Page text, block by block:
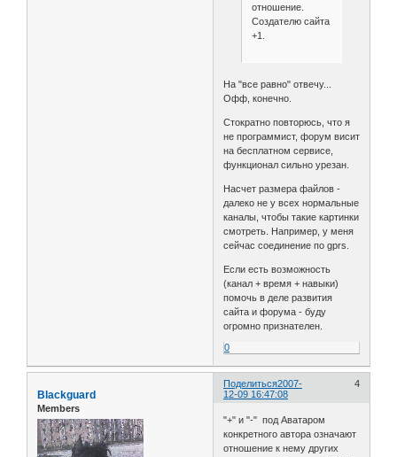
отношение.
Создателю сайта
+1.
На "все равно" отвечу...
Офф, конечно.
Стократно повторюсь, что я
не программист, форум висит
на бесплатном сервисе,
функционал сильно урезан.
Насчет размера файлов -
далеко не у всех нормальные
каналы, чтобы такие картинки
смотреть. Например, у меня
сейчас соединение по gprs.
Если есть возможность
(канал + время + навыки)
помочь в деле развития
сайта и форума - буду
огромно признателен.
0
Поделиться 4
2007-
12-09 16:47:08
Blackguard
Members
"+" и "-" под Аватаром
конкретного автора означают
отношение к нему других